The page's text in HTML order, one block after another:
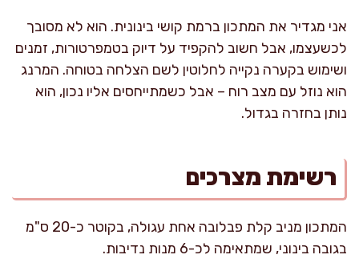
אני מגדיר את המתכון ברמת קושי בינונית. הוא לא מסובך
לכשעצמו, אבל חשוב להקפיד על דיוק בטמפרטורות, זמנים
ושימוש בקערה נקייה לחלוטין לשם הצלחה בטוחה. המרנג
הוא נוזל עם מצב רוח – אבל כשמתייחסים אליו נכון, הוא
נותן בחזרה בגדול.
רשימת מצרכים
המתכון מניב קלת פבלובה אחת עגולה, בקוטר כ-20 ס"מ
בגובה בינוני, שמתאימה לכ-6 מנות נדיבות.